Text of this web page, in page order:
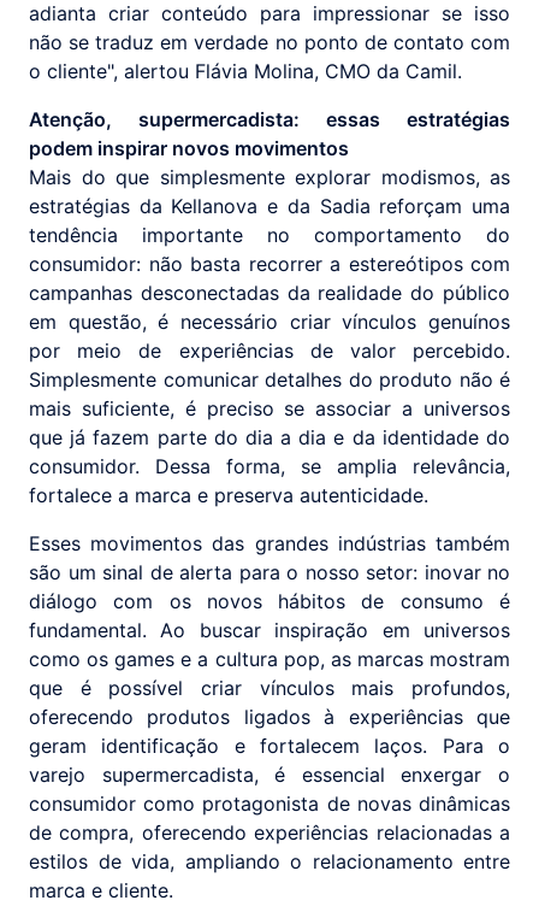
adianta criar conteúdo para impressionar se isso
não se traduz em verdade no ponto de contato com
o cliente", alertou Flávia Molina, CMO da Camil.
Atenção, supermercadista: essas estratégias
podem inspirar novos movimentos
Mais do que simplesmente explorar modismos, as
estratégias da Kellanova e da Sadia reforçam uma
tendência importante no comportamento do
consumidor: não basta recorrer a estereótipos com
campanhas desconectadas da realidade do público
em questão, é necessário criar vínculos genuínos
por meio de experiências de valor percebido.
Simplesmente comunicar detalhes do produto não é
mais suficiente, é preciso se associar a universos
que já fazem parte do dia a dia e da identidade do
consumidor. Dessa forma, se amplia relevância,
fortalece a marca e preserva autenticidade.
Esses movimentos das grandes indústrias também
são um sinal de alerta para o nosso setor: inovar no
diálogo com os novos hábitos de consumo é
fundamental. Ao buscar inspiração em universos
como os games e a cultura pop, as marcas mostram
que é possível criar vínculos mais profundos,
oferecendo produtos ligados à experiências que
geram identificação e fortalecem laços. Para o
varejo supermercadista, é essencial enxergar o
consumidor como protagonista de novas dinâmicas
de compra, oferecendo experiências relacionadas a
estilos de vida, ampliando o relacionamento entre
marca e cliente.